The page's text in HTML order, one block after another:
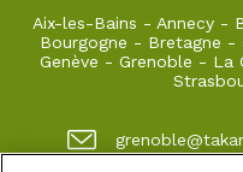
Aix-les-Bains - Annecy -
Bourgogne - Bretagne -
Genève - Grenoble - La